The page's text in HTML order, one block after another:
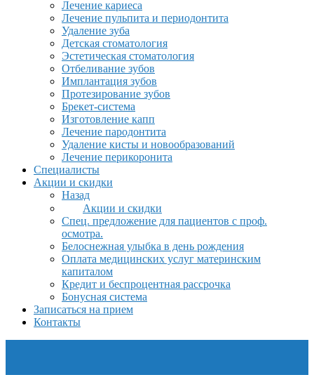
Лечение кариеса
Лечение пульпита и периодонтита
Удаление зуба
Детская стоматология
Эстетическая стоматология
Отбеливание зубов
Имплантация зубов
Протезирование зубов
Брекет-система
Изготовление капп
Лечение пародонтита
Удаление кисты и новообразований
Лечение перикоронита
Специалисты
Акции и скидки
Назад
Акции и скидки
Спец. предложение для пациентов с проф.
осмотра.
Белоснежная улыбка в день рождения
Оплата медицинских услуг материнским
капиталом
Кредит и беспроцентная рассрочка
Бонусная система
Записаться на прием
Контакты